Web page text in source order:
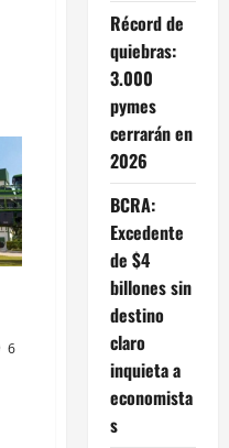
6
Récord de
quiebras:
3.000
pymes
cerrarán en
2026
BCRA:
Excedente
de $4
billones sin
destino
claro
inquieta a
economista
s